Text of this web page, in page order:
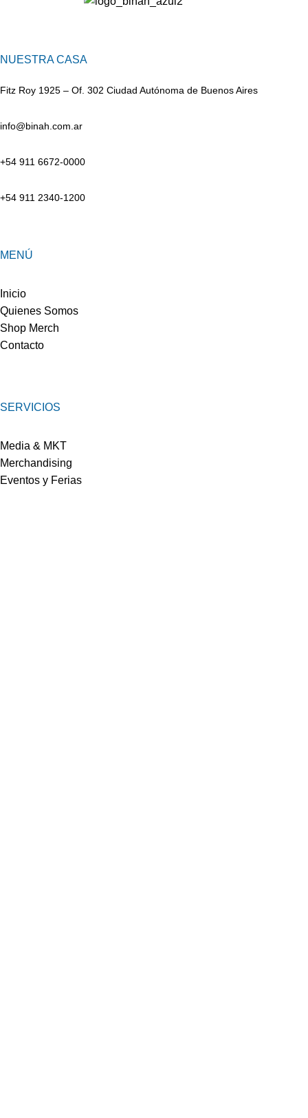
NUESTRA CASA
Fitz Roy 1925 – Of. 302 Ciudad Autónoma de Buenos Aires
info@binah.com.ar
+54 911 6672-0000
+54 911 2340-1200
MENÚ
Inicio
Quienes Somos
Shop Merch
Contacto
SERVICIOS
Media & MKT
Merchandising
Eventos y Ferias